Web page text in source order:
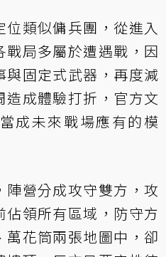
類似傭兵團，從進入
局多屬於遭遇戰，因
與固定式武器，再度減
成體驗打折，官方文
成未來戰場應有的模
營分成攻守雙方，攻
領所有區域，防守方
花筒兩張地圖中，卻